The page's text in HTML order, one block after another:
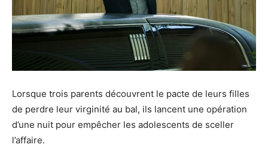
Lorsque trois parents découvrent le pacte de leurs filles
de perdre leur virginité au bal, ils lancent une opération
d’une nuit pour empêcher les adolescents de sceller
l’affaire.